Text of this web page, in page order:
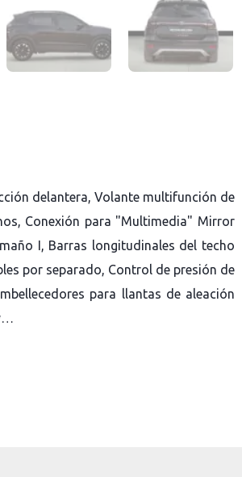
delantera, Volante multifunción de
Conexión para "Multimedia" Mirror
I, Barras longitudinales del techo
por separado, Control de presión de
para llantas de aleación